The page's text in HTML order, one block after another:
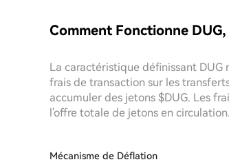
Comment Fonctionne DUG,
La caractéristique définissant
frais de transaction sur les
accumuler des jetons $DUG. Les
l'offre totale de jetons en circulation.
Mécanisme de Déflation